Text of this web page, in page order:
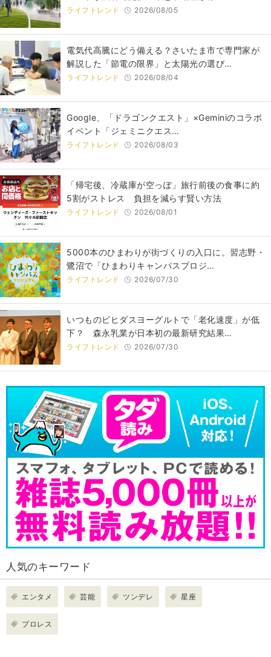
ライフトレンド 2026/08/05
電気代高騰にどう備える？さいたま市で専門家が
解説した「節電の限界」と太陽光の選び…
ライフトレンド 2026/08/04
Google、「ドラゴンクエスト」×Geminiのコラボ
イベント「ジェミニクエス…
ライフトレンド 2026/08/03
「帰宅後、冷蔵庫が空っぽ」旅行前後の食事に約
5割がストレス 負担を減らす賢い方法
ライフトレンド 2026/08/01
5000本のひまわりが街づくりの入口に。習志野・
鷺沼で「ひまわりキャンパスプロジ…
ライフトレンド 2026/07/30
いつものビヒダスヨーグルトで「老化速度」が低
下？ 森永乳業が日本初の最新研究結果…
ライフトレンド 2026/07/30
人気のキーワード
エンタメ 芸能 ツンデレ 星座
プロレス